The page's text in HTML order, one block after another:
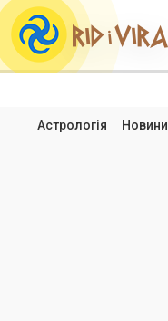
Астрологія Новини